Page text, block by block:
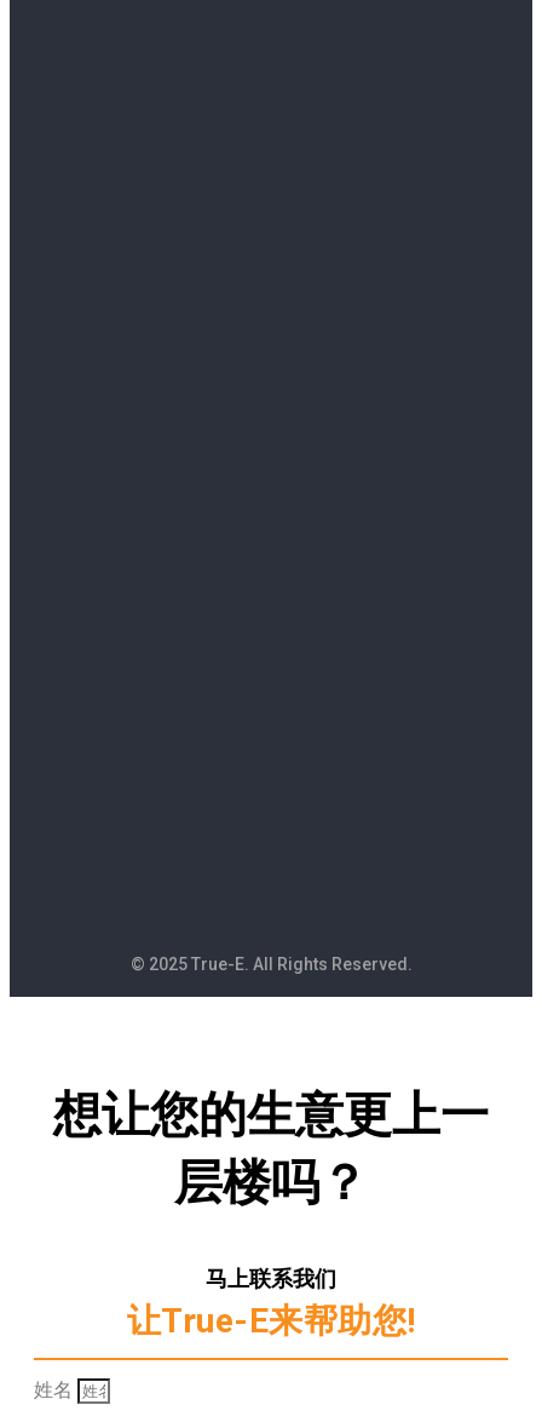
© 2025 True-E. All Rights Reserved.
想让您的生意更上一
层楼吗？
马上联系我们
让True-E来帮助您!
姓名